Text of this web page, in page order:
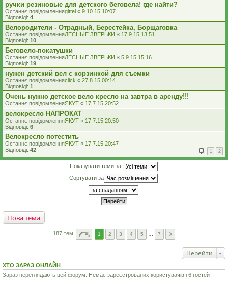
ручки резиновые для детского беговела! где найти?
Останнє повідомленняgittel « 9.10.15 10:07
Відповіді: 4
Велородители - Отрадный, Берестейка, Борщаговка
Останнє повідомленняЛЕСНЫЕ ЗВЕРЬКИ « 17.9.15 13:51
Відповіді: 10
Беговело-покатушки
Останнє повідомленняЛЕСНЫЕ ЗВЕРЬКИ « 5.9.15 15:16
Відповіді: 19
нужен детский вел с корзинкой для съемки
Останнє повідомленняclick « 27.8.15 00:14
Відповіді: 1
Очень нужно детское вело кресло на завтра в аренду!!!
Останнє повідомленняЯКУТ « 17.7.15 20:52
велокресло НАПРОКАТ
Останнє повідомленняЯКУТ « 17.7.15 20:50
Відповіді: 6
Велокресло потестить
Останнє повідомленняЯКУТ « 17.7.15 20:47
Відповіді: 42 1 2
Показувати теми за:
Сортувати за
Нова тема
187 тем 1 2 3 4 5 7
Перейти
ХТО ЗАРАЗ ОНЛАЙН
Зараз переглядають цей форум: Немає зареєстрованих користувачів і 6 гостей